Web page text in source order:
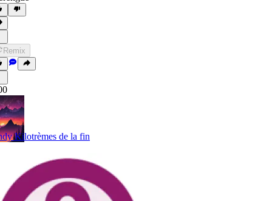
Remix
Kilotrèmes de la fin